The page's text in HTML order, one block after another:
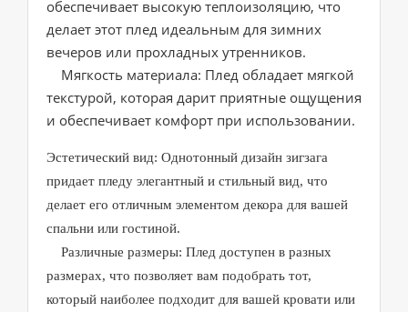
обеспечивает высокую теплоизоляцию, что
делает этот плед идеальным для зимних
вечеров или прохладных утренников.
Мягкость материала: Плед обладает мягкой
текстурой, которая дарит приятные ощущения
и обеспечивает комфорт при использовании.
Эстетический вид: Однотонный дизайн зигзага
придает пледу элегантный и стильный вид, что
делает его отличным элементом декора для вашей
спальни или гостиной.
Различные размеры: Плед доступен в разных
размерах, что позволяет вам подобрать тот,
который наиболее подходит для вашей кровати или